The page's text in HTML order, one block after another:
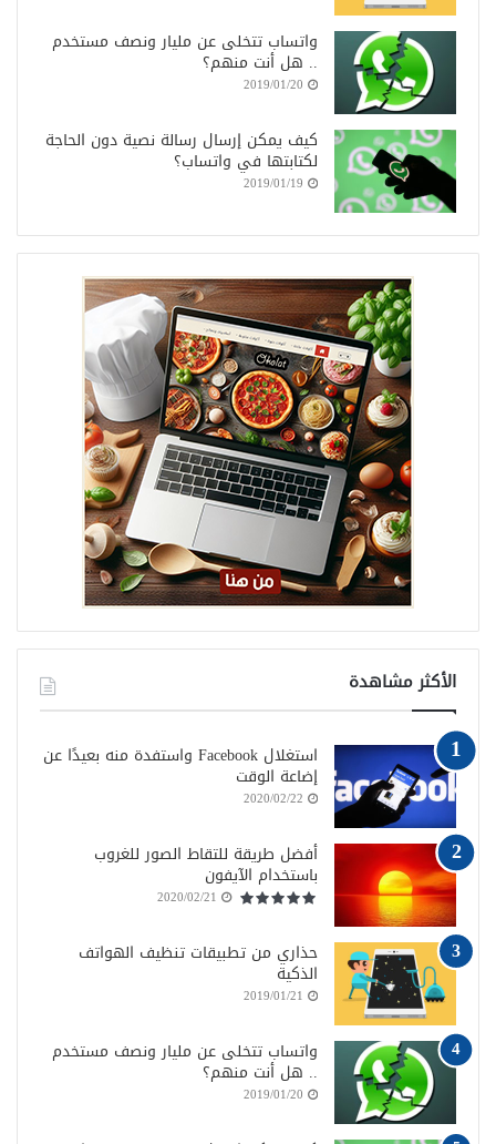
واتساب تتخلى عن مليار ونصف مستخدم
.. هل أنت منهم؟
2019/01/20
كيف يمكن إرسال رسالة نصية دون الحاجة
لكتابتها في واتساب؟
2019/01/19
الأكثر مشاهدة
استغلال Facebook واستفدة منه بعيدًا عن
إضاعة الوقت
2020/02/22
أفضل طريقة للتقاط الصور للغروب
باستخدام الآيفون
2020/02/21
حذاري من تطبيقات تنظيف الهواتف
الذكية
2019/01/21
واتساب تتخلى عن مليار ونصف مستخدم
.. هل أنت منهم؟
2019/01/20